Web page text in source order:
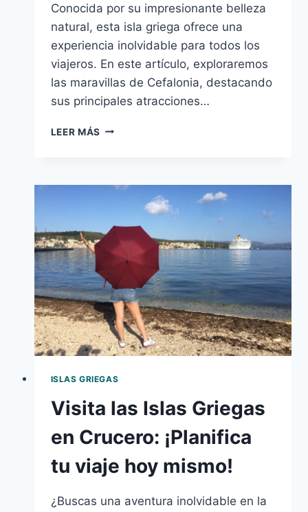
Conocida por su impresionante belleza
natural, esta isla griega ofrece una
experiencia inolvidable para todos los
viajeros. En este artículo, exploraremos
las maravillas de Cefalonia, destacando
sus principales atracciones…
LEER MÁS ¡DESCUBRE
DE
CEFALONIA:
PARAÍSO
Nº1
EL
ESPLENDOR
DEL
MAR
JÓNICO!
ISLAS GRIEGAS
Visita las Islas Griegas
en Crucero: ¡Planifica
tu viaje hoy mismo!
¿Buscas una aventura inolvidable en la